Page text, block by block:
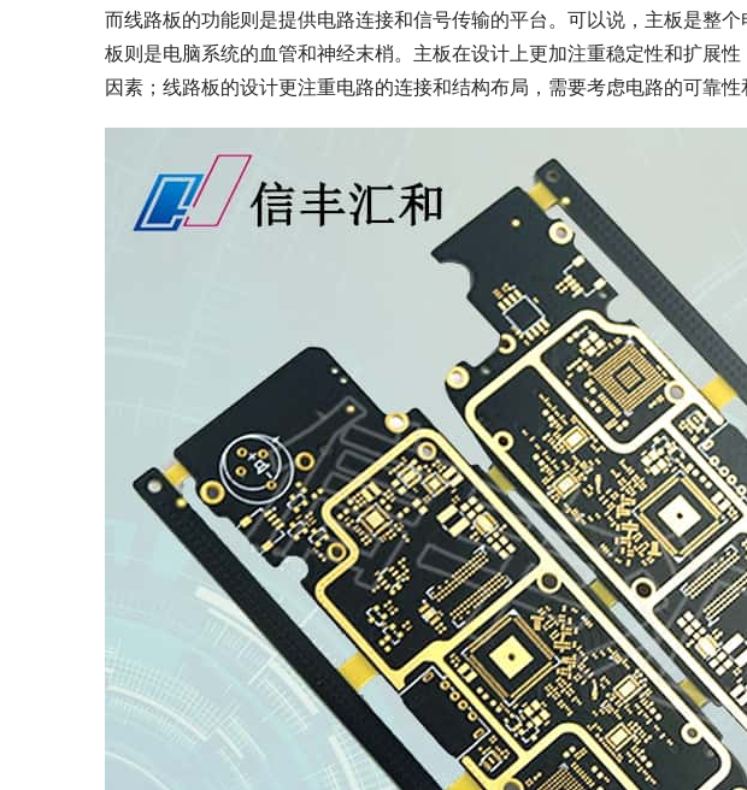
而线路板的功能则是提供电路连接和信号传输的平台。可以说，主板是整
板则是电脑系统的血管和神经末梢。主板在设计上更加注重稳定性和扩展
因素；线路板的设计更注重电路的连接和结构布局，需要考虑电路的可靠性